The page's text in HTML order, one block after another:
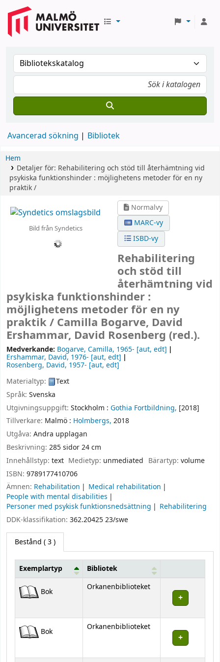
Avancerad sökning Bibliotek
Hem
Detaljer för: Rehabilitering och stöd till återhämtning vid
psykiska funktionshinder : möjlighetens metoder för en ny
praktik /
Bild från Syndetics
Normalvy
MARC-vy
ISBD-vy
Rehabilitering
och stöd till
återhämtning vid
psykiska funktionshinder :
möjlighetens metoder för en ny
praktik / Camilla Bogarve, David
Ershammar, David Rosenberg (red.).
Medverkande: Bogarve, Camilla, 1965- [aut, edt]
Ershammar, David, 1976- [aut, edt]
Rosenberg, David, 1957- [aut, edt]
Materialtyp:
Text
Språk: Svenska
Utgivningsuppgift: Stockholm : Gothia Fortbildning, [2018]
Tillverkare: Malmö : Holmbergs, 2018
Utgåva: Andra upplagan
Beskrivning: 285 sidor 24 cm
Innehållstyp: text Medietyp: unmediated Bärartyp: volume
ISBN: 9789177410706
Ämnen: Rehabilitation
Medical rehabilitation
People with mental disabilities
Personer med psykisk funktionsnedsättning
Rehabilitering
DDK-klassifikation: 362.20425 23/swe
Bestånd ( 3 )
Bestånd
Exemplartyp Bibliotek
Bok Orkanenbiblioteket
Bok Orkanenbiblioteket